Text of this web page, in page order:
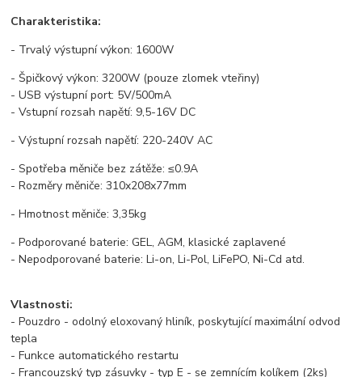
Charakteristika:
- Trvalý výstupní výkon: 1600W
- Špičkový výkon: 3200W (pouze zlomek vteřiny)
- USB výstupní port: 5V/500mA
- Vstupní rozsah napětí: 9,5-16V DC
- Výstupní rozsah napětí: 220-240V AC
- Spotřeba měniče bez zátěže: ≤0.9A
- Rozměry měniče: 310x208x77mm
- Hmotnost měniče: 3,35kg
- Podporované baterie: GEL, AGM, klasické zaplavené
- Nepodporované baterie: Li-on, Li-Pol, LiFePO, Ni-Cd atd.
Vlastnosti:
- Pouzdro - odolný eloxovaný hliník, poskytující maximální odvod
tepla
- Funkce automatického restartu
- Francouzský typ zásuvky - typ E - se zemnícím kolíkem (2ks)